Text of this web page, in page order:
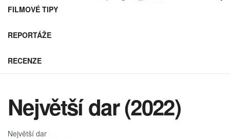
FILMOVÉ TIPY
REPORTÁŽE
RECENZE
Největší dar (2022)
Největší dar